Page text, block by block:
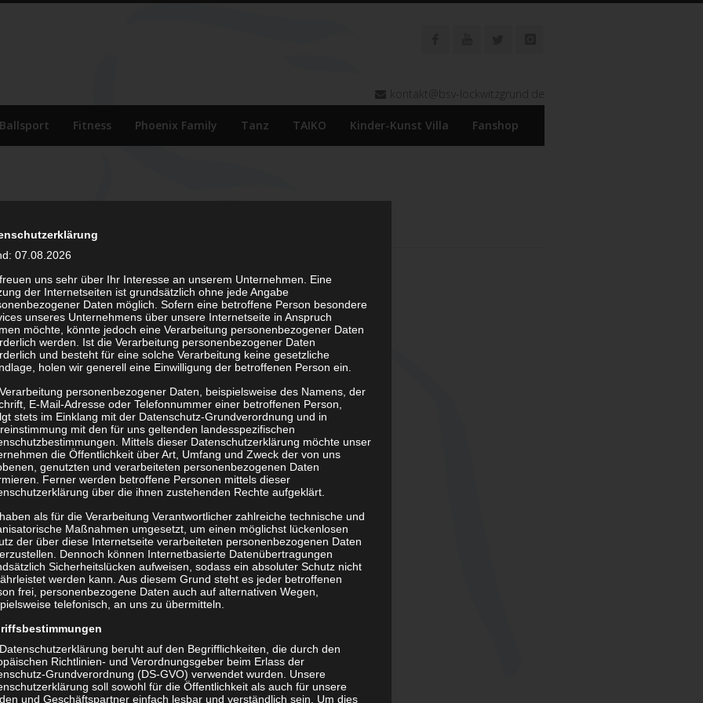
kontakt@bsv-lockwitzgrund.de
Ballsport Fitness Phoenix Family Tanz TAIKO Kinder-Kunst Villa Fanshop
des
Teil unseres Teams!
aktives Volleyballteam? Die 1. Männermannschaft
neue Gesichter, die unsere Begeisterung für den Volleyballsport
07.08.2026
uns sehr über Ihr Interesse an unserem Unternehmen. Eine
der Internetseiten ist grundsätzlich ohne jede Angabe
Daten möglich. Sofern eine betroffene Person besondere
unseres Unternehmens über unsere Internetseite in Anspruch
möchte, könnte jedoch eine Verarbeitung personenbezogener Daten
werden. Ist die Verarbeitung personenbezogener Daten
und besteht für eine solche Verarbeitung keine gesetzliche
holen wir generell eine Einwilligung der betroffenen Person ein.
personenbezogener Daten, beispielsweise des Namens, der
E-Mail-Adresse oder Telefonnummer einer betroffenen Person,
stets im Einklang mit der Datenschutz-Grundverordnung und in
mit den für uns geltenden landesspezifischen
Mittels dieser Datenschutzerklärung möchte unser
die Öffentlichkeit über Art, Umfang und Zweck der von uns
genutzten und verarbeiteten personenbezogenen Daten
Ferner werden betroffene Personen mittels dieser
über die ihnen zustehenden Rechte aufgeklärt.
als für die Verarbeitung Verantwortlicher zahlreiche technische und
Maßnahmen umgesetzt, um einen möglichst lückenlosen
der über diese Internetseite verarbeiteten personenbezogenen Daten
Dennoch können Internetbasierte Datenübertragungen
Sicherheitslücken aufweisen, sodass ein absoluter Schutz nicht
werden kann. Aus diesem Grund steht es jeder betroffenen
frei, personenbezogene Daten auch auf alternativen Wegen,
telefonisch, an uns zu übermitteln.
beruht auf den Begrifflichkeiten, die durch den
Richtlinien- und Verordnungsgeber beim Erlass der
Grundverordnung (DS-GVO) verwendet wurden. Unsere
soll sowohl für die Öffentlichkeit als auch für unsere
und Geschäftspartner einfach lesbar und verständlich sein. Um dies